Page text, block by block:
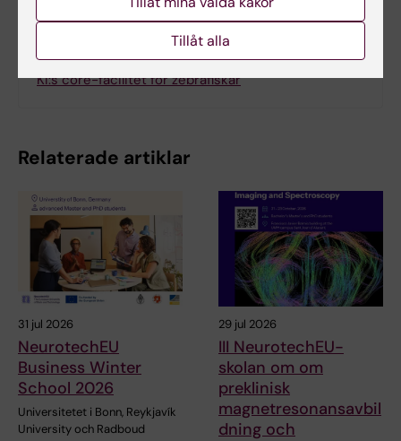
KI:s core-facilitet för zebrafiskar
Relaterade artiklar
31 jul 2026
NeurotechEU
Business Winter
School 2026
Universitetet i Bonn, Reykjavík
University och Radboud
29 jul 2026
III NeurotechEU-
skolan om om
preklinisk
magnetresonansavbil
dning och
Tillåt alla